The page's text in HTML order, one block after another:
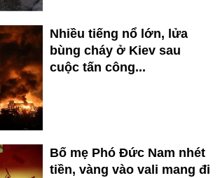
Nhiều tiếng nổ lớn, lửa
bùng cháy ở Kiev sau
cuộc tấn công...
Bố mẹ Phó Đức Nam nhét
tiền, vàng vào vali mang đi